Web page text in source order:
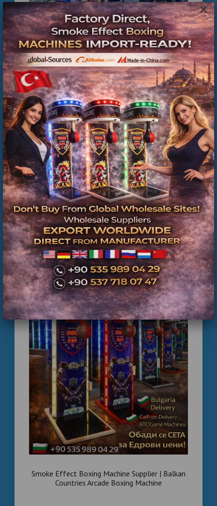
×
İkinci El Boks Makineleri | Üretici Firma ve Teknik
Servis Güvencesi
Smoke Effect Boxing Machine Supplier | Balkan
Countries Arcade Boxing Machine